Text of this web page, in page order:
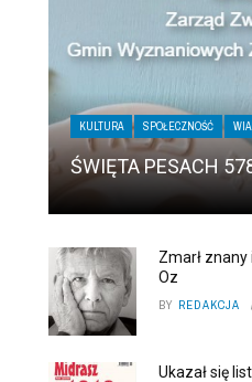
KULTURA SPOŁECZNOŚĆ
ŚWIĘTA PESACH
Zmarł
Oz
BY REDAKCJA
Ukazał się